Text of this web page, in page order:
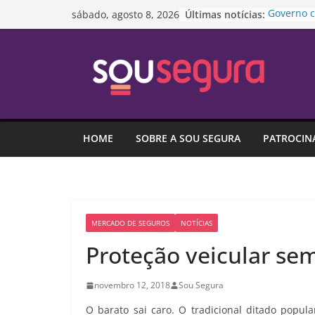
para
sábado, agosto 8, 2026 Últimas notícias: Governo
é o
HOME SOBRE A SOU SEGURA
MERCADO DE SEGUROS NOTÍCIAS
Proteção veicular
novembro 12, 2018 Sou Segura
O barato sai caro. O tradicional ditado